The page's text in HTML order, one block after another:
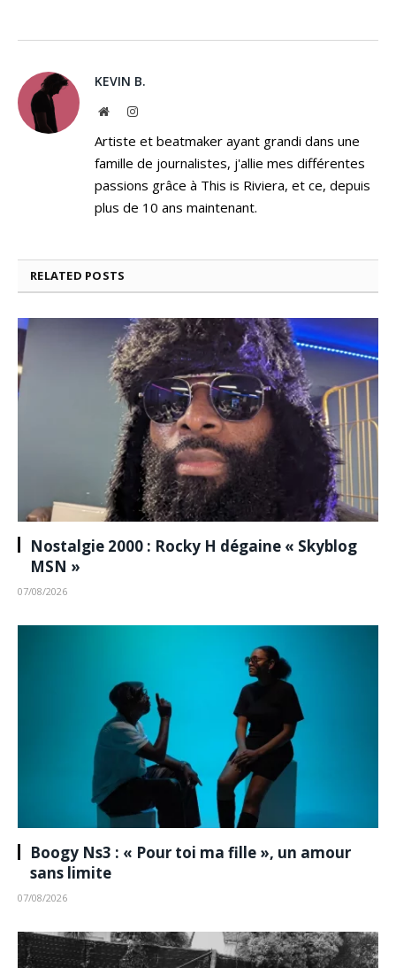
KEVIN B.
WebsiteInstagram
Artiste et beatmaker ayant grandi dans une
famille de journalistes, j'allie mes différentes
passions grâce à This is Riviera, et ce, depuis
plus de 10 ans maintenant.
RELATED POSTS
Nostalgie 2000 : Rocky H dégaine « Skyblog
MSN »
07/08/2026
Boogy Ns3 : « Pour toi ma fille », un amour
sans limite
07/08/2026